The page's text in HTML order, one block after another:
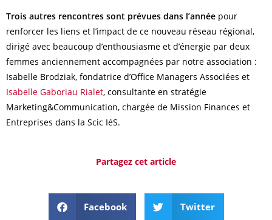
Trois autres rencontres sont prévues dans l’année pour
renforcer les liens et l’impact de ce nouveau réseau régional,
dirigé avec beaucoup d’enthousiasme et d’énergie par deux
femmes anciennement accompagnées par notre association :
Isabelle Brodziak, fondatrice d’Office Managers Associées et
Isabelle Gaboriau Rialet, consultante en stratégie
Marketing&Communication, chargée de Mission Finances et
Entreprises dans la Scic IéS.
Partagez cet article
Facebook Twitter